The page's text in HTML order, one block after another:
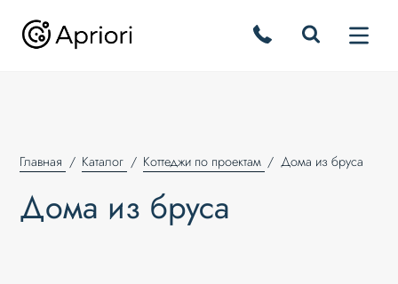
Главная Каталог Коттеджи по проектам Дома из бруса
Дома из бруса